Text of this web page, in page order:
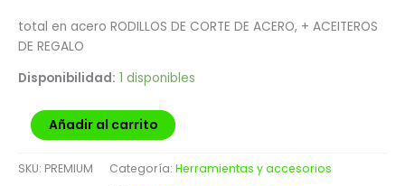
total en acero RODILLOS DE CORTE DE ACERO, + ACEITEROS
DE REGALO
Disponibilidad: 1 disponibles
Añadir al carrito
SKU: PREMIUM Categoría: Herramientas y accesorios